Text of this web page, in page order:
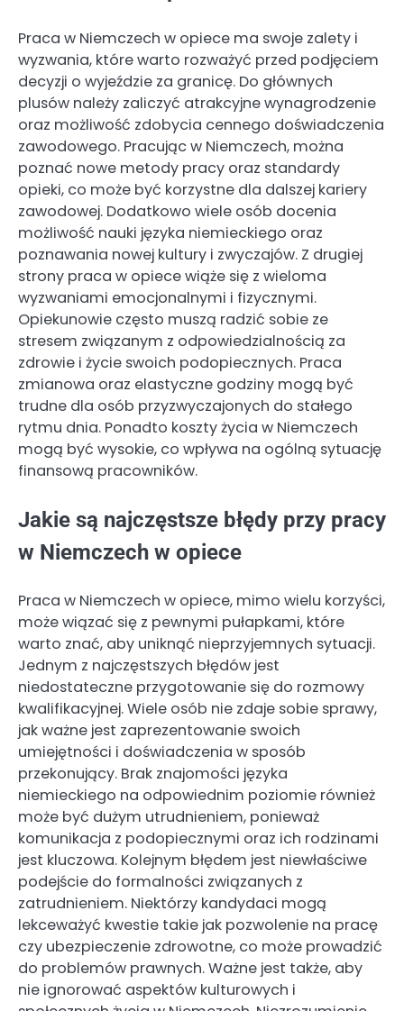
Praca w Niemczech w opiece ma swoje zalety i
wyzwania, które warto rozważyć przed podjęciem
decyzji o wyjeździe za granicę. Do głównych
plusów należy zaliczyć atrakcyjne wynagrodzenie
oraz możliwość zdobycia cennego doświadczenia
zawodowego. Pracując w Niemczech, można
poznać nowe metody pracy oraz standardy
opieki, co może być korzystne dla dalszej kariery
zawodowej. Dodatkowo wiele osób docenia
możliwość nauki języka niemieckiego oraz
poznawania nowej kultury i zwyczajów. Z drugiej
strony praca w opiece wiąże się z wieloma
wyzwaniami emocjonalnymi i fizycznymi.
Opiekunowie często muszą radzić sobie ze
stresem związanym z odpowiedzialnością za
zdrowie i życie swoich podopiecznych. Praca
zmianowa oraz elastyczne godziny mogą być
trudne dla osób przyzwyczajonych do stałego
rytmu dnia. Ponadto koszty życia w Niemczech
mogą być wysokie, co wpływa na ogólną sytuację
finansową pracowników.
Jakie są najczęstsze błędy przy pracy
w Niemczech w opiece
Praca w Niemczech w opiece, mimo wielu korzyści,
może wiązać się z pewnymi pułapkami, które
warto znać, aby uniknąć nieprzyjemnych sytuacji.
Jednym z najczęstszych błędów jest
niedostateczne przygotowanie się do rozmowy
kwalifikacyjnej. Wiele osób nie zdaje sobie sprawy,
jak ważne jest zaprezentowanie swoich
umiejętności i doświadczenia w sposób
przekonujący. Brak znajomości języka
niemieckiego na odpowiednim poziomie również
może być dużym utrudnieniem, ponieważ
komunikacja z podopiecznymi oraz ich rodzinami
jest kluczowa. Kolejnym błędem jest niewłaściwe
podejście do formalności związanych z
zatrudnieniem. Niektórzy kandydaci mogą
lekceważyć kwestie takie jak pozwolenie na pracę
czy ubezpieczenie zdrowotne, co może prowadzić
do problemów prawnych. Ważne jest także, aby
nie ignorować aspektów kulturowych i